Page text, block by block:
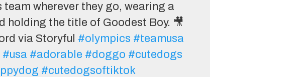
team wherever they go, wearing a
holding the title of Goodest Boy. 🎥
via Storyful #olympics #teamusa
#usa #adorable #doggo #cutedogs
#cutedogsoftiktok